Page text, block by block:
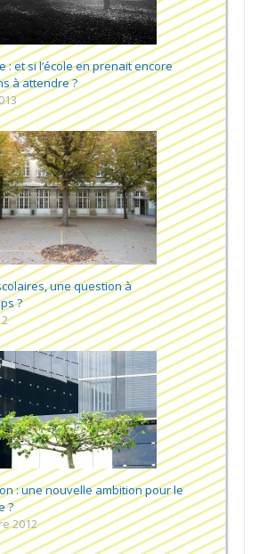
: et si l’école en prenait encore
à attendre ?
une question à
?
: une nouvelle ambition pour le
?
2012